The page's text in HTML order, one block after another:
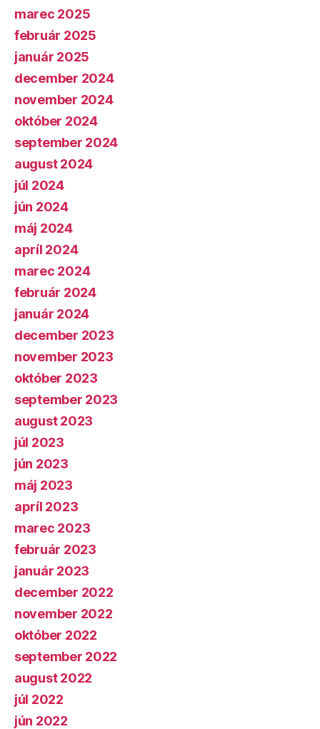
marec 2025
február 2025
január 2025
december 2024
november 2024
október 2024
september 2024
august 2024
júl 2024
jún 2024
máj 2024
apríl 2024
marec 2024
február 2024
január 2024
december 2023
november 2023
október 2023
september 2023
august 2023
júl 2023
jún 2023
máj 2023
apríl 2023
marec 2023
február 2023
január 2023
december 2022
november 2022
október 2022
september 2022
august 2022
júl 2022
jún 2022